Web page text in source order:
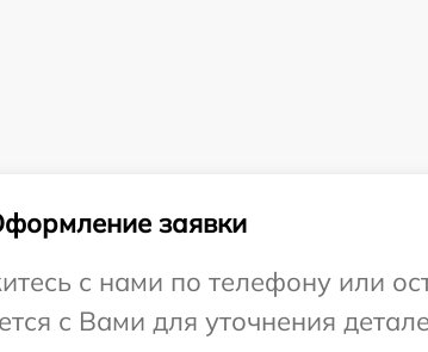
заявки
с нами по телефону или
с Вами для уточнения